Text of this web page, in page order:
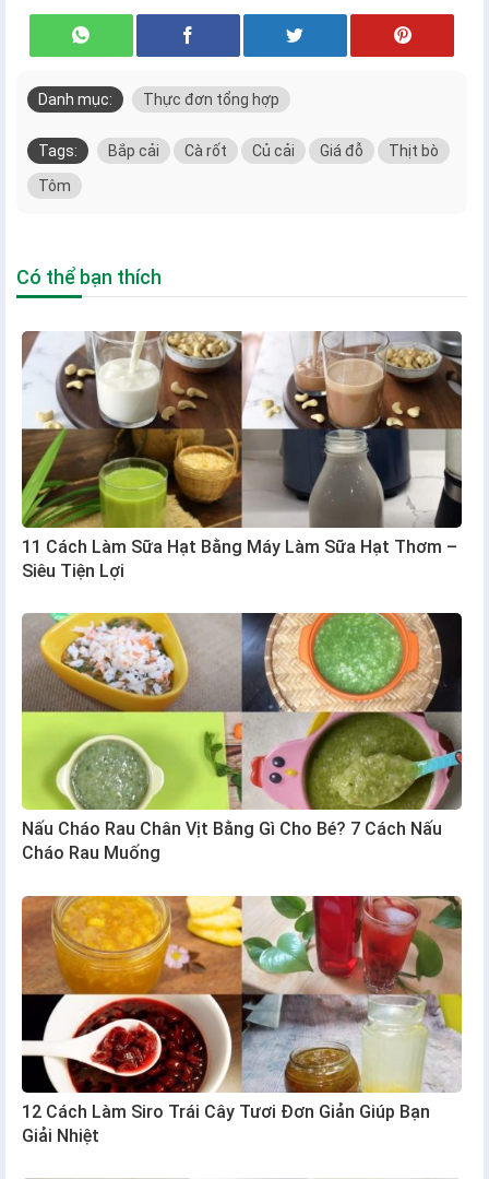
Danh mục: Thực đơn tổng hợp
Tags: Bắp cải Cà rốt Củ cải Giá đỗ
Thịt bò
Tôm
Có thể bạn thích
11 Cách Làm Sữa Hạt Bằng Máy Làm Sữa Hạt Thơm –
Siêu Tiện Lợi
Nấu Cháo Rau Chân Vịt Bằng Gì Cho Bé? 7 Cách Nấu
Cháo Rau Muống
12 Cách Làm Siro Trái Cây Tươi Đơn Giản Giúp Bạn
Giải Nhiệt